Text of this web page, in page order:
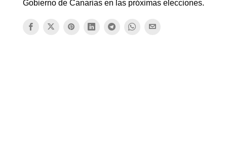
Gobierno de Canarias en las próximas elecciones.